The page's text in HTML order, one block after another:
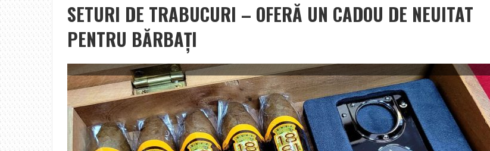
SETURI DE TRABUCURI – OFERĂ UN CADOU DE NEUITAT
PENTRU BĂRBAȚI